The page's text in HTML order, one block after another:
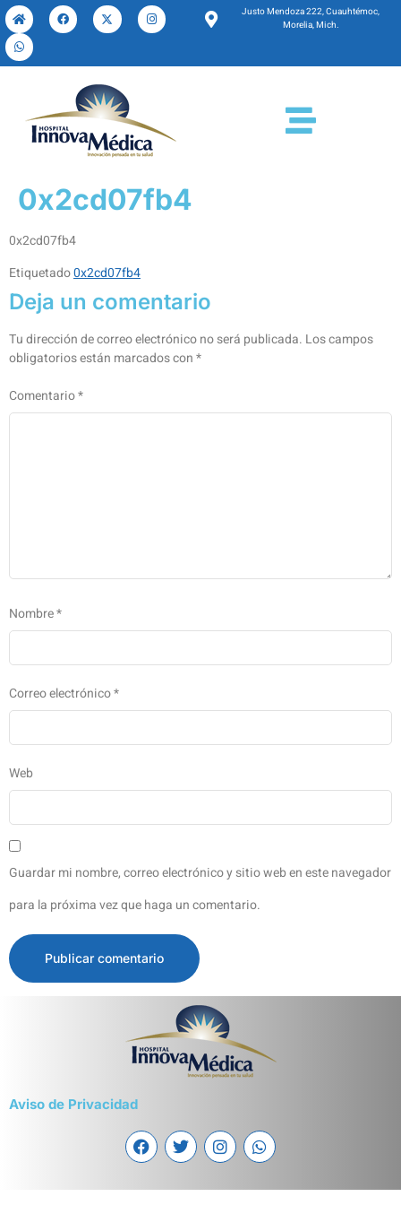
Justo Mendoza 222, Cuauhtémoc,
Morelia, Mich.
0x2cd07fb4
0x2cd07fb4
Etiquetado0x2cd07fb4
Deja un comentario
Tu dirección de correo electrónico no será publicada. Los campos
obligatorios están marcados con*
Comentario*
Nombre*
Correo electrónico*
Web
Guardar mi nombre, correo electrónico y sitio web en este navegador
para la próxima vez que haga un comentario.
Aviso de Privacidad